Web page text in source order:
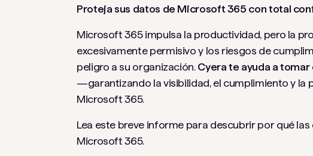
Proteja sus datos de Microsoft 365 con total
Microsoft 365 impulsa la productividad, pero la
excesivamente permisivo y los riesgos de
peligro a su organización.Cyera te ayuda a
—garantizando la visibilidad, el cumplimiento y la
Microsoft 365.
Lea este breve informe para descubrir por qué
Microsoft 365.